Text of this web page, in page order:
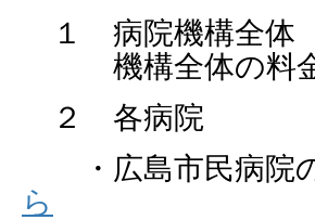
１ 病院機構全体
機構全体の料金
２ 各病院
・広島市民病院
ら